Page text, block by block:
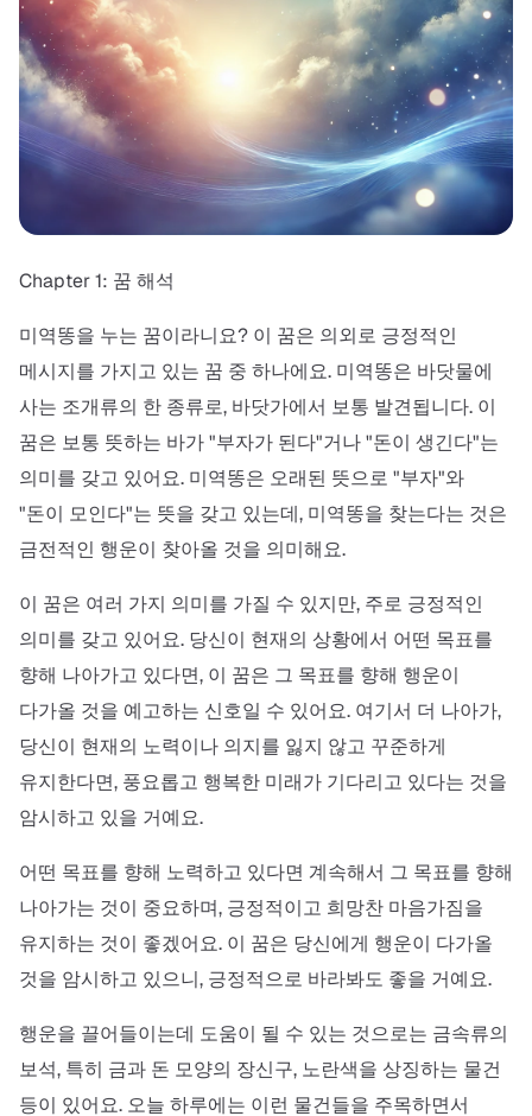
Chapter 1: 꿈 해석
미역똥을 누는 꿈이라니요? 이 꿈은 의외로 긍정적인
메시지를 가지고 있는 꿈 중 하나에요. 미역똥은 바닷물에
사는 조개류의 한 종류로, 바닷가에서 보통 발견됩니다. 이
꿈은 보통 뜻하는 바가 "부자가 된다"거나 "돈이 생긴다"는
의미를 갖고 있어요. 미역똥은 오래된 뜻으로 "부자"와
"돈이 모인다"는 뜻을 갖고 있는데, 미역똥을 찾는다는 것은
금전적인 행운이 찾아올 것을 의미해요.
이 꿈은 여러 가지 의미를 가질 수 있지만, 주로 긍정적인
의미를 갖고 있어요. 당신이 현재의 상황에서 어떤 목표를
향해 나아가고 있다면, 이 꿈은 그 목표를 향해 행운이
다가올 것을 예고하는 신호일 수 있어요. 여기서 더 나아가,
당신이 현재의 노력이나 의지를 잃지 않고 꾸준하게
유지한다면, 풍요롭고 행복한 미래가 기다리고 있다는 것을
암시하고 있을 거예요.
어떤 목표를 향해 노력하고 있다면 계속해서 그 목표를 향해
나아가는 것이 중요하며, 긍정적이고 희망찬 마음가짐을
유지하는 것이 좋겠어요. 이 꿈은 당신에게 행운이 다가올
것을 암시하고 있으니, 긍정적으로 바라봐도 좋을 거예요.
행운을 끌어들이는데 도움이 될 수 있는 것으로는 금속류의
보석, 특히 금과 돈 모양의 장신구, 노란색을 상징하는 물건
등이 있어요. 오늘 하루에는 이런 물건들을 주목하면서